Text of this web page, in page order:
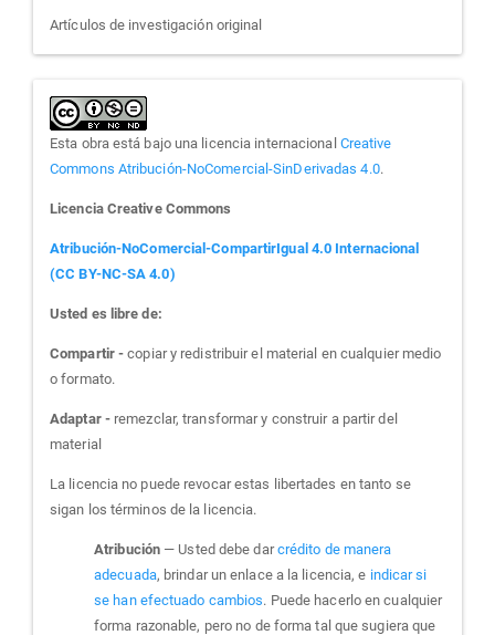
Artículos de investigación original
Esta obra está bajo una licencia internacional Creative
Commons Atribución-NoComercial-SinDerivadas 4.0.
Licencia Creative Commons
Atribución-NoComercial-CompartirIgual 4.0 Internacional
(CC BY-NC-SA 4.0)
Usted es libre de:
Compartir -copiar y redistribuir el material en cualquier medio
o formato.
Adaptar -remezclar, transformar y construir a partir del
material
La licencia no puede revocar estas libertades en tanto se
sigan los términos de la licencia.
Atribución — Usted debe darcrédito de manera
adecuada, brindar un enlace a la licencia, e indicar si
se han efectuado cambios. Puede hacerlo en cualquier
forma razonable, pero no de forma tal que sugiera que